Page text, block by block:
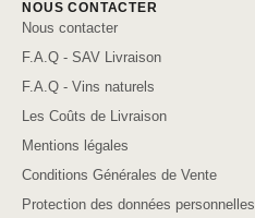
NOUS CONTACTER
Nous contacter
F.A.Q - SAV Livraison
F.A.Q - Vins naturels
Les Coûts de Livraison
Mentions légales
Conditions Générales de Vente
Protection des données personnelles